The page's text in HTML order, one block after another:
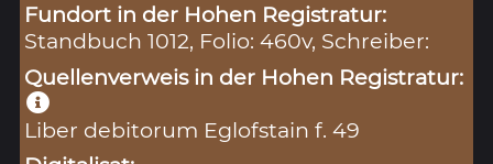
Fundort in der Hohen Registratur:
Standbuch 1012, Folio: 460v, Schreiber:
Quellenverweis in der Hohen Registratur:
Liber debitorum Eglofstain f. 49